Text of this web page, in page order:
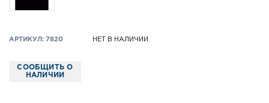
АРТИКУЛ: 7820 НЕТ В НАЛИЧИИ
СООБЩИТЬ О
НАЛИЧИИ